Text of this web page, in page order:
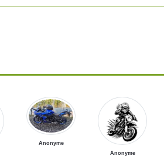
Anonyme
Anonyme